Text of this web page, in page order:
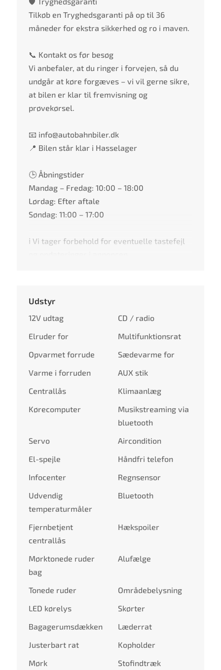
Tilkøb en Tryghedsgaranti på op til 36
måneder for ekstra sikkerhed og ro i maven.
📞 Kontakt os før besøg
Vi anbefaler, at du ringer i forvejen, så du
undgår at køre forgæves – vi vil gerne sikre,
at bilen er klar til fremvisning og
prøvekørsel.
📧 info@autobahnbiler.dk
📍 Bilen står klar i Hasselager
🕒 Åbningstider
Mandag – Fredag: 10:00 – 18:00
Lørdag: Efter aftale
Søndag: 11:00 – 17:00
ℹ️ Vi tager forbehold for eventuelle tastefejl
Udstyr
12V udtag
CD / radio
Elruder for
Multifunktionsrat
Opvarmet forrude
Sædevarme for
Varme i forruden
AUX stik
Centrallås
Klimaanlæg
Kørecomputer
Musikstreaming via
bluetooth
Servo
Aircondition
El-spejle
Håndfri telefon
Infocenter
Regnsensor
Udvendig
temperaturmåler
Bluetooth
Fjernbetjent
centrallås
Hækspoiler
Mørktonede ruder
bag
Alufælge
Tonede ruder
Områdebelysning
LED kørelys
Skørter
Bagagerumsdækken
Læderrat
Justerbart rat
Kopholder
Mørk
Stofindtræk